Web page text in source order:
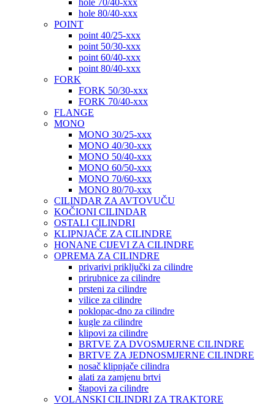
hole 70/40-xxx
hole 80/40-xxx
POINT
point 40/25-xxx
point 50/30-xxx
point 60/40-xxx
point 80/40-xxx
FORK
FORK 50/30-xxx
FORK 70/40-xxx
FLANGE
MONO
MONO 30/25-xxx
MONO 40/30-xxx
MONO 50/40-xxx
MONO 60/50-xxx
MONO 70/60-xxx
MONO 80/70-xxx
CILINDAR ZA AVTOVUČU
KOČIONI CILINDAR
OSTALI CILINDRI
KLIPNJAČE ZA CILINDRE
HONANE CIJEVI ZA CILINDRE
OPREMA ZA CILINDRE
privarivi priključki za cilindre
prirubnice za cilindre
prsteni za cilindre
vilice za cilindre
poklopac-dno za cilindre
kugle za cilindre
klipovi za cilindre
BRTVE ZA DVOSMJERNE CILINDRE
BRTVE ZA JEDNOSMJERNE CILINDRE
nosač klipnjače cilindra
alati za zamjenu brtvi
štapovi za cilindre
VOLANSKI CILINDRI ZA TRAKTORE